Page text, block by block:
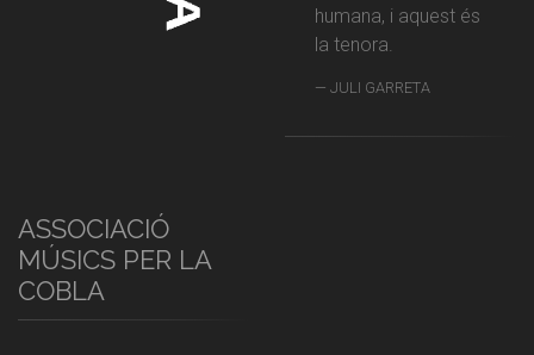
humana, i aquest és
la tenora.
JULI GARRETA
ASSOCIACIÓ
MÚSICS PER LA
COBLA